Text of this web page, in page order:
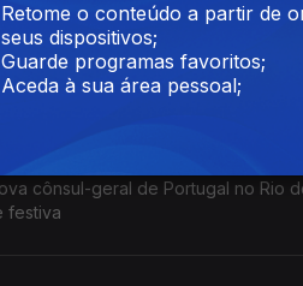
de formação, mora no
– Rio de Janeiro
de Portugal no Rio de Janeiro. O primeiro contato com a
festiva
Retome o conteúdo a partir de
seus dispositivos;
Guarde programas favoritos;
Aceda à sua área pessoal;